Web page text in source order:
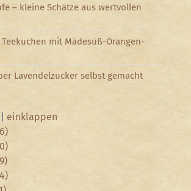
– kleine Schätze aus wertvollen
Teekuchen mit Mädesüß-Orangen-
Lavendelzucker selbst gemacht
einklappen